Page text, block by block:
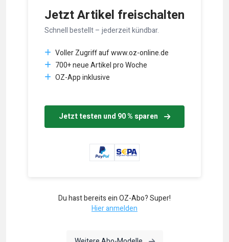
Jetzt Artikel freischalten
Schnell bestellt – jederzeit kündbar.
Voller Zugriff auf www.oz-online.de
700+ neue Artikel pro Woche
OZ-App inklusive
Jetzt testen und 90 % sparen
Du hast bereits ein OZ-Abo? Super!
Hier anmelden